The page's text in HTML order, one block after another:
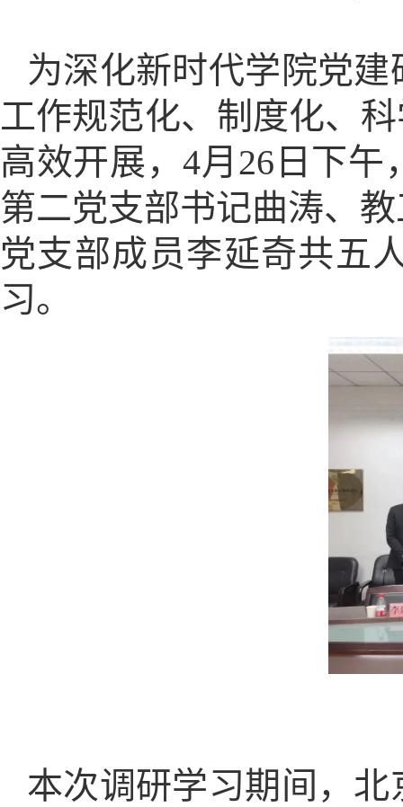
为深化新时代学院党
工作规范化、制度化、
高效开展，4月26日下
第二党支部书记曲涛、
党支部成员李延奇共五
习。
本次调研学习期间，